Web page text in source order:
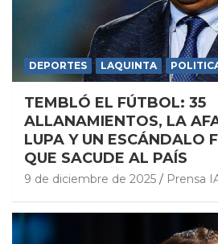
DEPORTES LAQUINTA
TEMBLÓ EL FÚTBOL: 35
ALLANAMIENTOS, LA
LUPA Y UN ESCÁNDALO
QUE SACUDE AL PAÍS
9 de diciembre de 2025 Prensa